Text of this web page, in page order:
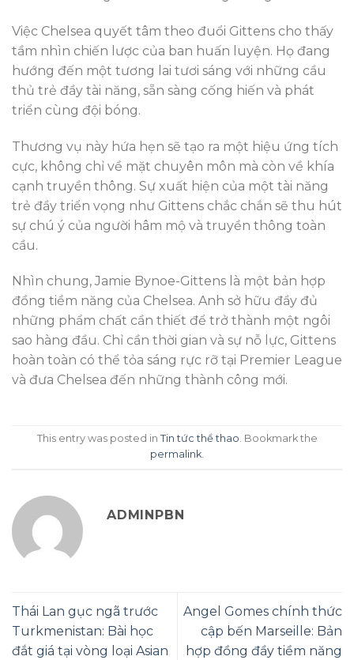
Việc Chelsea quyết tâm theo đuổi Gittens cho thấy
tầm nhìn chiến lược của ban huấn luyện. Họ đang
hướng đến một tương lai tươi sáng với những cầu
thủ trẻ đầy tài năng, sẵn sàng cống hiến và phát
triển cùng đội bóng.
Thương vụ này hứa hẹn sẽ tạo ra một hiệu ứng tích
cực, không chỉ về mặt chuyên môn mà còn về khía
cạnh truyền thông. Sự xuất hiện của một tài năng
trẻ đầy triển vọng như Gittens chắc chắn sẽ thu hút
sự chú ý của người hâm mộ và truyền thông toàn
cầu.
Nhìn chung, Jamie Bynoe-Gittens là một bản hợp
đồng tiềm năng của Chelsea. Anh sở hữu đầy đủ
những phẩm chất cần thiết để trở thành một ngôi
sao hàng đầu. Chỉ cần thời gian và sự nỗ lực, Gittens
hoàn toàn có thể tỏa sáng rực rỡ tại Premier League
và đưa Chelsea đến những thành công mới.
This entry was posted in Tin tức thể thao. Bookmark the
permalink.
ADMINPBN
Thái Lan gục ngã trước
Turkmenistan: Bài học
đắt giá tại vòng loại Asian
Angel Gomes chính thức
cập bến Marseille: Bản
hợp đồng đầy tiềm năng